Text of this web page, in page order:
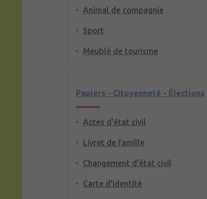
Animal de compagnie
Sport
Meublé de tourisme
Papiers - Citoyenneté - Élections
Actes d'état civil
Livret de famille
Changement d'état civil
Carte d'identité